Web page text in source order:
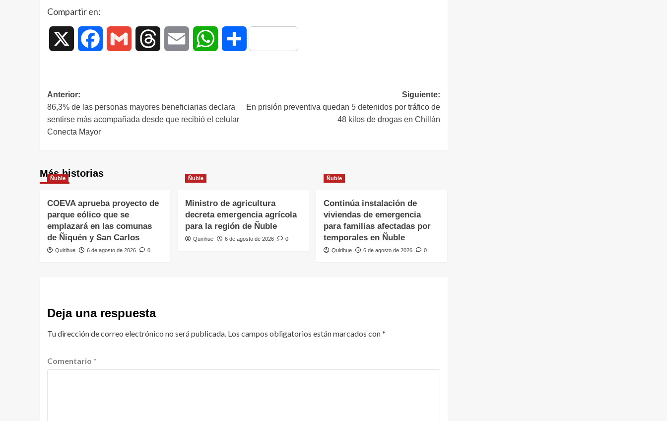
Compartir en:
Facebook Gmail Threads Email WhatsAppCompartir
Anterior:
86,3% de las personas mayores beneficiarias declara
sentirse más acompañada desde que recibió el celular
Conecta Mayor
Siguiente:
En prisión preventiva quedan 5 detenidos por tráfico de
48 kilos de drogas en Chillán
Más historias
Ñuble
COEVA aprueba proyecto de
parque eólico que se
emplazará en las comunas
de Ñiquén y San Carlos
Quirihue 6 de agosto de 2026 0
Ñuble
Ministro de agricultura
decreta emergencia agrícola
para la región de Ñuble
Quirihue 6 de agosto de 2026 0
Ñuble
Continúa instalación de
viviendas de emergencia
para familias afectadas por
temporales en Ñuble
Quirihue 6 de agosto de 2026 0
Deja una respuesta
Tu dirección de correo electrónico no será publicada. Los campos obligatorios están marcados con*
Comentario *